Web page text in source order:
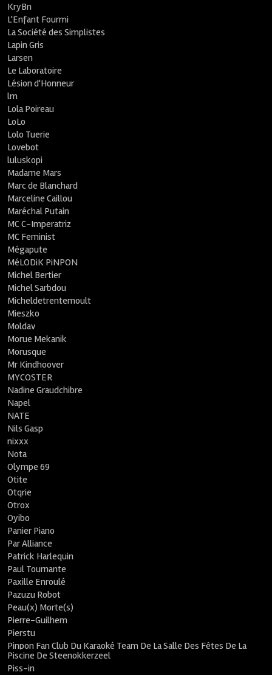
KryBn
L'Enfant Fourmi
La Société des Simplistes
Lapin Gris
Larsen
Le Laboratoire
Lésion d'Honneur
lm
Lola Poireau
LoLo
Lolo Tuerie
Lovebot
luluskopi
Madame Mars
Marc de Blanchard
Marceline Caillou
Maréchal Putain
MC C-Imperatriz
MC Feminist
Mégapute
MéLODiK PiNPON
Michel Bertier
Michel Sarbdou
Micheldetrentemoult
Mieszko
Moldav
Morue Mekanik
Morusque
Mr Kindhoover
MYCOSTER
Nadine Graudchibre
Napel
NATE
Nils Gasp
nixxx
Nota
Olympe 69
Otite
Otqrie
Otrox
Oyibo
Panier Piano
Par Alliance
Patrick Harlequin
Paul Tournante
Paxille Enroulé
Pazuzu Robot
Peau(x) Morte(s)
Pierre-Guilhem
Pierstu
Pinpon Fan Club Du Karaoké Team De La Salle Des Fêtes De La
Piscine De Steenokkerzeel
Piss-in